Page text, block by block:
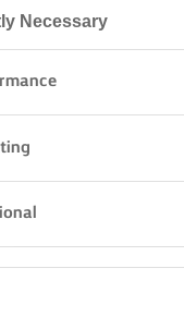
Hjem
Necessary